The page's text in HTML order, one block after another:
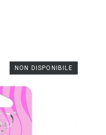
NON DISPONIBILE